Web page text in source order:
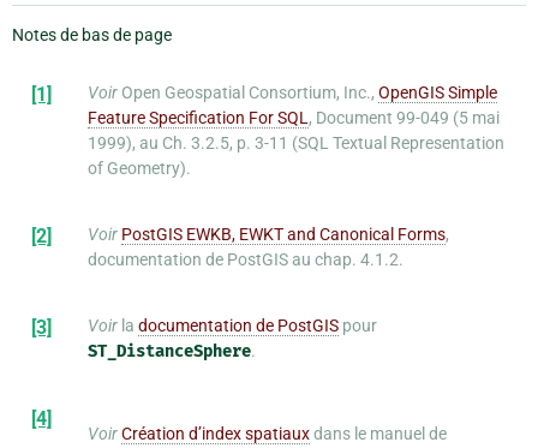
Notes de bas de page
[1] Voir Open Geospatial Consortium, Inc., OpenGIS Simple
Feature Specification For SQL , Document 99-049 (5 mai
1999), au Ch. 3.2.5, p. 3-11 (SQL Textual Representation
of Geometry).
[2] Voir PostGIS EWKB, EWKT and Canonical Forms,
documentation de PostGIS au chap. 4.1.2.
[3] Voir la documentation de PostGIS pour
ST_DistanceSphere.
[4]
VoirCréation d’index spatiauxdans le manuel de